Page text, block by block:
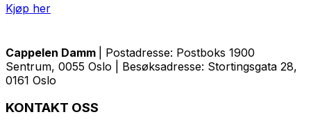
Kjøp her
Cappelen Damm
| Postadresse: Postboks 1900
Sentrum, 0055 Oslo | Besøksadresse: Stortingsgata 28,
0161 Oslo
KONTAKT OSS